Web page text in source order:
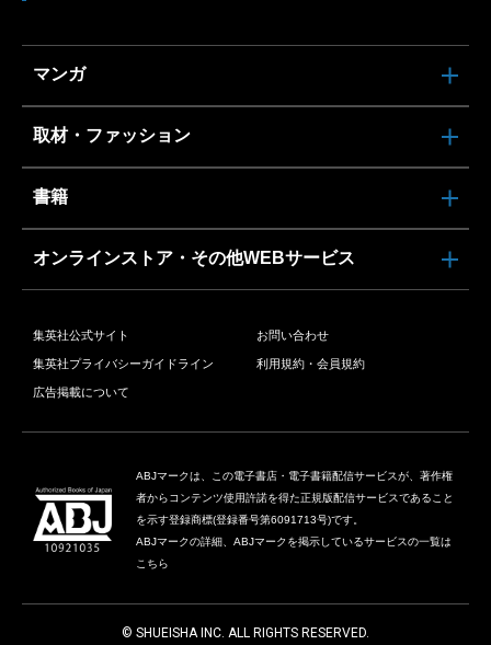
マンガ
取材・ファッション
書籍
オンラインストア・その他WEBサービス
集英社公式サイト お問い合わせ
集英社プライバシーガイドライン 利用規約・会員規約
広告掲載について
ABJマークは、この電子書店・電子書籍配信サービスが、著作権
者からコンテンツ使用許諾を得た正規版配信サービスであること
を示す登録商標(登録番号第6091713号)です。
ABJマークの詳細、ABJマークを掲示しているサービスの一覧は
こちら
© SHUEISHA INC. ALL RIGHTS RESERVED.